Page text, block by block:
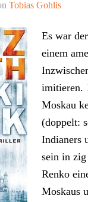
Tobias Gohlis
Es war
einem
imitieren.
Moskau
(doppelt:
Indianers
sein in
Renko
Moskaus